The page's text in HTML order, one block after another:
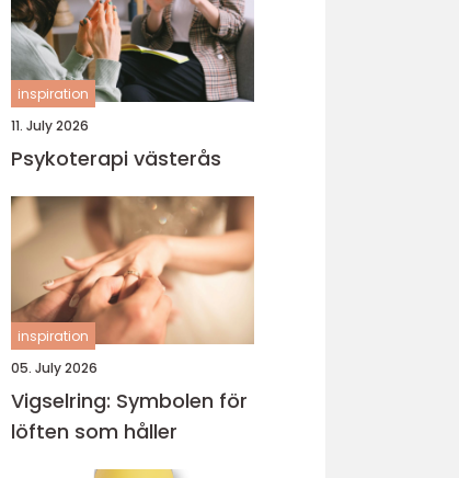
inspiration
11. July 2026
Psykoterapi västerås
inspiration
05. July 2026
Vigselring: Symbolen för
löften som håller